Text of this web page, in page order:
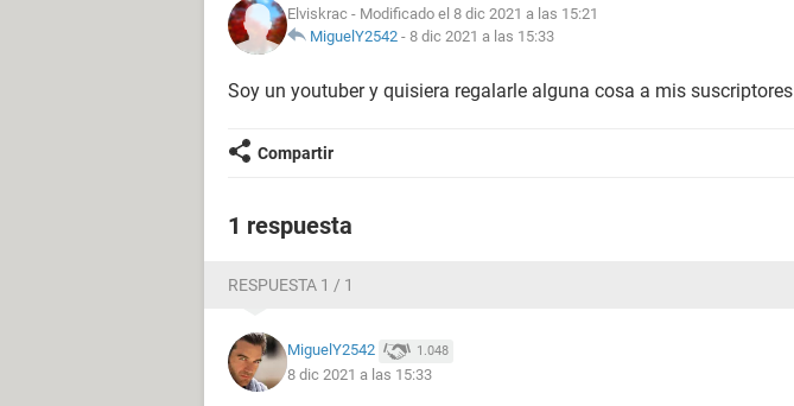
Elviskrac - Modificado el 8 dic 2021 a las 15:21
MiguelY2542 - 8 dic 2021 a las 15:33
Soy un youtuber y quisiera regalarle alguna cosa a mis suscriptores
Compartir
1 respuesta
RESPUESTA 1 / 1
MiguelY2542 1.048
8 dic 2021 a las 15:33